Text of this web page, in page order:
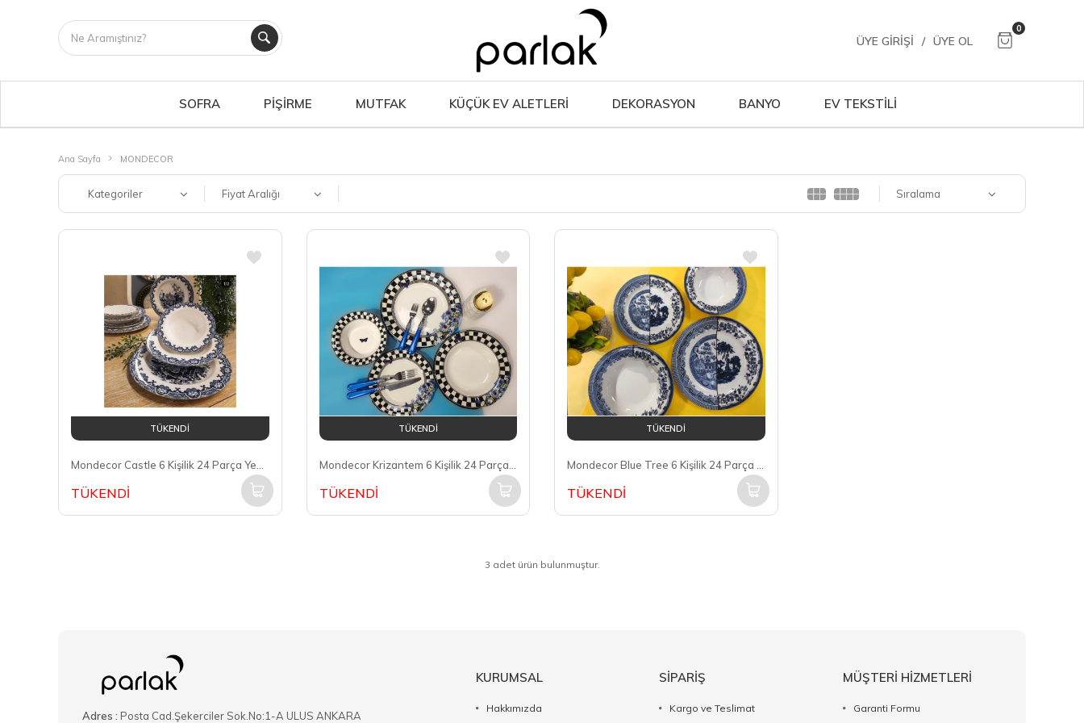
ÜYE GIRIŞI / ÜYE OL
0
SOFRA PİŞİRME MUTFAK KÜÇÜK EV ALETLERİ DEKORASYON BANYO EV TEKSTİLİ
Ana Sayfa MONDECOR
Sıralama
Kategoriler Fiyat Aralığı
TÜKENDİ
TÜKENDİ
TÜKENDİ
TÜKENDİ
TÜKENDİ
TÜKENDİ
3 adet ürün bulunmuştur.
Adres : Posta Cad.Şekerciler Sok.No:1-A ULUS ANKARA
KURUMSAL
Hakkımızda
SİPARİŞ
Kargo ve Teslimat
MÜŞTERİ HİZMETLERİ
Garanti Formu